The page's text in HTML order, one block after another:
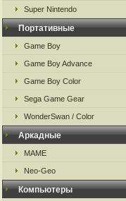
Super Nintendo
Портативные
Game Boy
Game Boy Advance
Game Boy Color
Sega Game Gear
WonderSwan / Color
Аркадные
MAME
Neo-Geo
Компьютеры